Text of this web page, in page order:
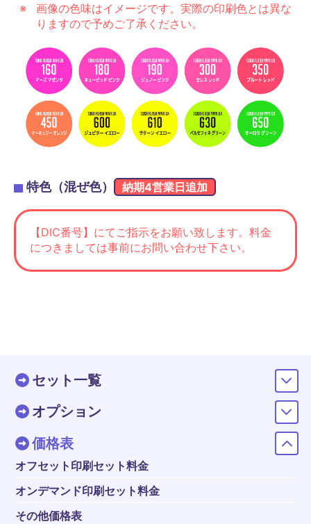
セット一覧
オプション
価格表
オフセット印刷セット料金
オンデマンド印刷セット料金
その他価格表
画像の色味はイメージです。実際の印刷色とは異な
りますので予めご了承ください。
特色（混ぜ色） 納期4営業日追加
【DIC番号】にてご指示をお願い致します。料金
につきましては事前にお問い合わせ下さい。